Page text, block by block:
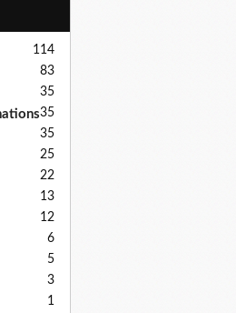
114
83
35
35
35
25
22
13
12
6
5
3
1